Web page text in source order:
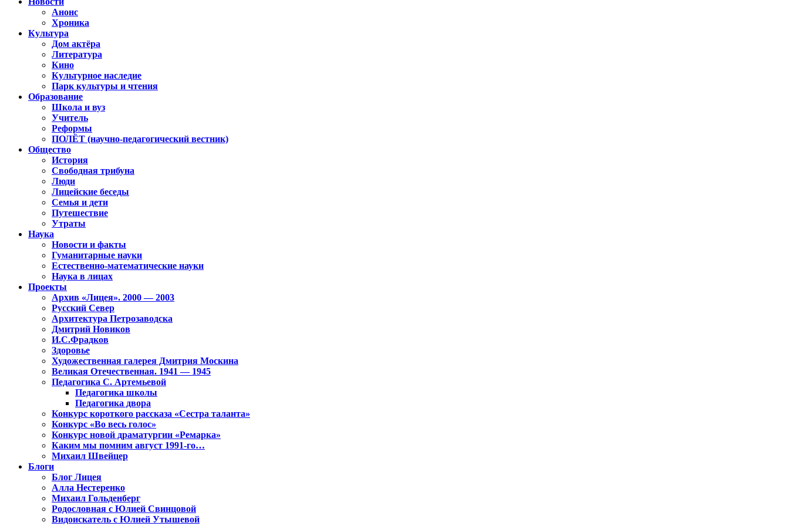
Анонс
Хроника
Культура
Дом актёра
Литература
Кино
Культурное наследие
Парк культуры и чтения
Образование
Школа и вуз
Учитель
Реформы
ПОЛЁТ (научно-педагогический вестник)
Общество
История
Свободная трибуна
Люди
Лицейские беседы
Семья и дети
Путешествие
Утраты
Наука
Новости и факты
Гуманитарные науки
Естественно-математические науки
Наука в лицах
Проекты
Архив «Лицея». 2000 — 2003
Русский Север
Архитектура Петрозаводска
Дмитрий Новиков
И.С.Фрадков
Здоровье
Художественная галерея Дмитрия Москина
Великая Отечественная. 1941 — 1945
Педагогика С. Артемьевой
Педагогика школы
Педагогика двора
Конкурс короткого рассказа «Сестра таланта»
Конкурс «Во весь голос»
Конкурс новой драматургии «Ремарка»
Каким мы помним август 1991-го…
Михаил Швейцер
Блоги
Блог Лицея
Алла Нестеренко
Михаил Гольденберг
Родословная с Юлией Свинцовой
Видоискатель с Юлией Утышевой